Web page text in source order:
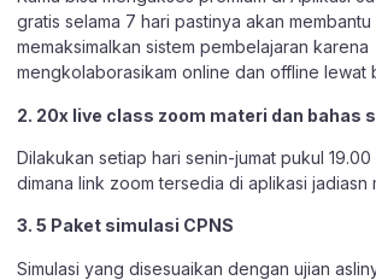
gratis selama 7 hari pastinya akan membantu
memaksimalkan sistem pembelajaran karena
mengkolaborasikam online dan offline lewat
2. 20x live class zoom materi dan bahas
Dilakukan setiap hari senin-jumat pukul 19.00
dimana link zoom tersedia di aplikasi jadiasn
3. 5 Paket simulasi CPNS
Simulasi yang disesuaikan dengan ujian